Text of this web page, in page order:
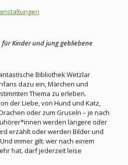
Kinder und jung gebliebene
Bibliothek Wetzlar
dazu ein, Märchen und
Thema zu erleben.
der Liebe, von Hund und Katz,
oder zum Gruseln – je nach
werden längere oder
erzählt oder werden Bilder und
immer gilt: wer nach einem
hat, darf jederzeit leise